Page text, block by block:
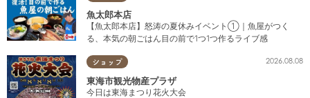
魚太郎本店
【魚太郎本店】怒涛の夏休みイベント①｜魚屋がつく
る、本気の朝ごはん目の前で1つ1つ作るライブ感
ショップ 2026.08.08
東海市観光物産プラザ
今日は東海まつり花火大会